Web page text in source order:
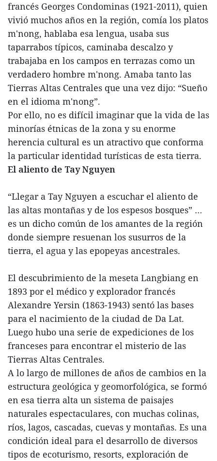
francés Georges Condominas (1921-2011), quien
vivió muchos años en la región, comía los platos
m'nong, hablaba esa lengua, usaba sus
taparrabos típicos, caminaba descalzo y
trabajaba en los campos en terrazas como un
verdadero hombre m'nong. Amaba tanto las
Tierras Altas Centrales que una vez dijo: “Sueño
en el idioma m'nong”.
Por ello, no es difícil imaginar que la vida de las
minorías étnicas de la zona y su enorme
herencia cultural es un atractivo que conforma
la particular identidad turísticas de esta tierra.
El aliento de Tay Nguyen
“Llegar a Tay Nguyen a escuchar el aliento de
las altas montañas y de los espesos bosques” …
es un dicho común de los amantes de la región
donde siempre resuenan los susurros de la
tierra, el agua y las epopeyas ancestrales.
El descubrimiento de la meseta Langbiang en
1893 por el médico y explorador francés
Alexandre Yersin (1863-1943) sentó las bases
para el nacimiento de la ciudad de Da Lat.
Luego hubo una serie de expediciones de los
franceses para encontrar el misterio de las
Tierras Altas Centrales.
A lo largo de millones de años de cambios en la
estructura geológica y geomorfológica, se formó
en esa tierra alta un sistema de paisajes
naturales espectaculares, con muchas colinas,
ríos, lagos, cascadas, cuevas y montañas. Es una
condición ideal para el desarrollo de diversos
tipos de ecoturismo, resorts, exploración de